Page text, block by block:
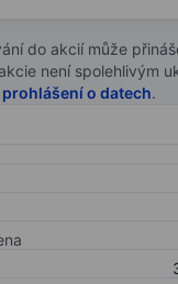
do akcií může
není spolehlivým
o datech.